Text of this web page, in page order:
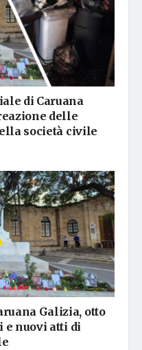
di Caruana
delle
società civile
Galizia, otto
e nuovi atti di